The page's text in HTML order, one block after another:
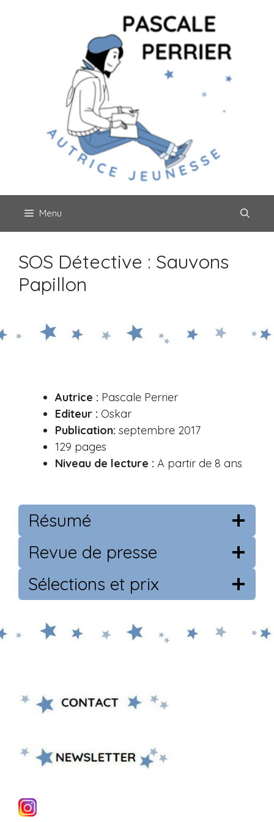
Menu
SOS Détective : Sauvons
Papillon
Autrice : Pascale Perrier
Editeur : Oskar
Publication: septembre 2017
129 pages
Niveau de lecture : A partir de 8 ans
Résumé
Revue de presse
Sélections et prix